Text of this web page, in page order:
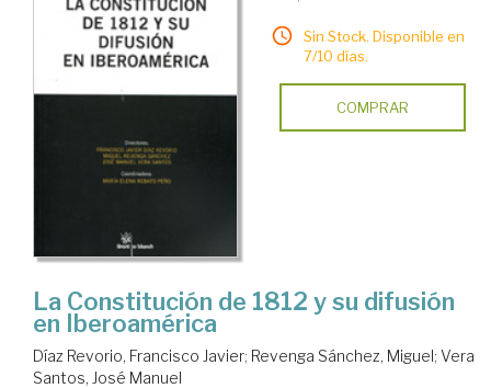
Sin Stock. Disponible en
7/10 días.
COMPRAR
La Constitución de 1812 y su difusión
en Iberoamérica
Díaz Revorio, Francisco Javier; Revenga Sánchez, Miguel; Vera
Santos, José Manuel